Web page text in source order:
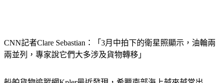
CNN記者Clare Sebastian：「3月中拍下的衛星照顯示，油輪兩
兩並列，專家說它們大多涉及貨物轉移」